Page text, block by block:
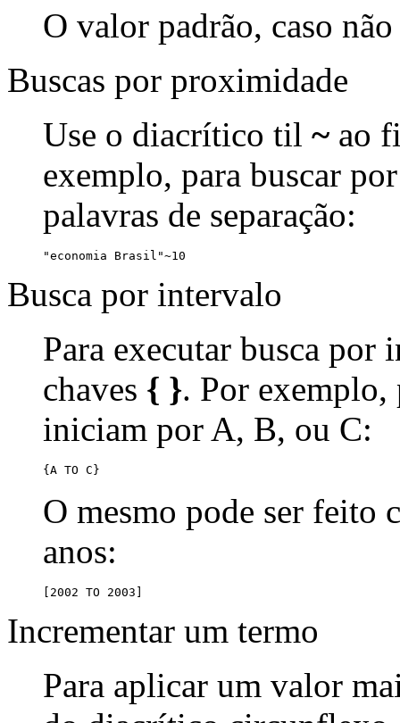
O valor padrão, caso
Buscas por proximidade
Use o diacrítico til ~ ao
exemplo, para buscar
palavras de separação:
"economia Brasil"~10
Busca por intervalo
Para executar busca por
chaves { }. Por exemplo,
iniciam por A, B, ou C:
{A TO C}
O mesmo pode ser feito
anos:
[2002 TO 2003]
Incrementar um termo
Para aplicar um valor